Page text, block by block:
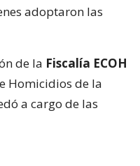
adoptaron las
de la Fiscalía ECOH
Homicidios de la
a cargo de las